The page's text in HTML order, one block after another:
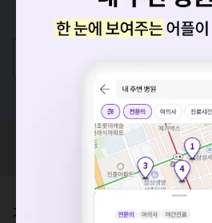
증상/치료, 궁금한 점
의사가 직접 답해
혹은, 의료상담 서비스에 다양
혹시 잘못된 병원정보가 있나요?
모두닥 팀에 알려주세요!
가격표
요청하신 작업을 처리하지 못
네트워크 또는 서버의 일시적인 오류
세요. 지속적으로 문제가 발생할 경우